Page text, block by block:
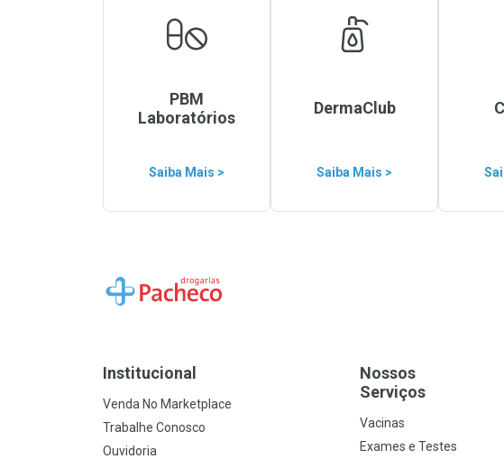
PBM
Laboratórios
Saiba Mais >
DermaClub
Saiba Mais >
Ir para a Home
Institucional
Venda No Marketplace
Trabalhe Conosco
Ouvidoria
Nossos
Serviços
Vacinas
Exames e Testes